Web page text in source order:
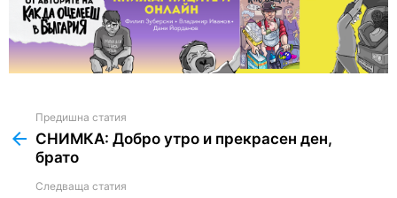
more
Предишна статия
СНИМКА: Добро утро и прекрасен ден,
брато
Следваща статия